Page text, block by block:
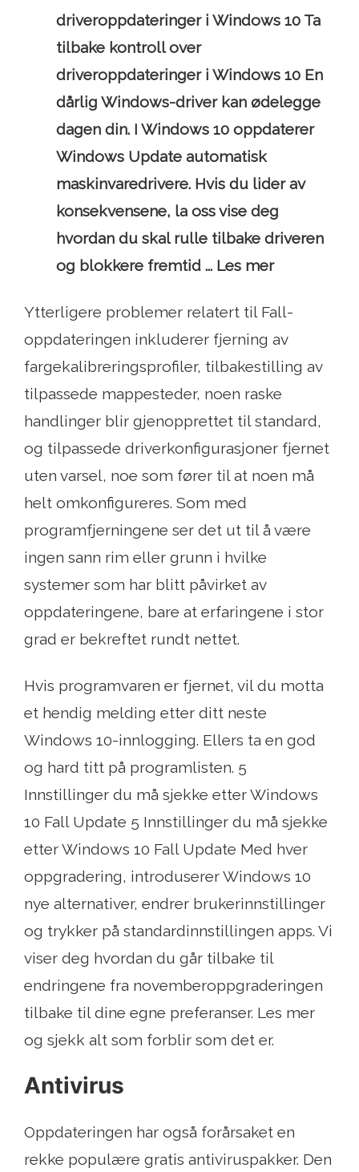
driveroppdateringer i Windows 10 Ta
tilbake kontroll over
driveroppdateringer i Windows 10 En
dårlig Windows-driver kan ødelegge
dagen din. I Windows 10 oppdaterer
Windows Update automatisk
maskinvaredrivere. Hvis du lider av
konsekvensene, la oss vise deg
hvordan du skal rulle tilbake driveren
og blokkere fremtid ... Les mer
Ytterligere problemer relatert til Fall-
oppdateringen inkluderer fjerning av
fargekalibreringsprofiler, tilbakestilling av
tilpassede mappesteder, noen raske
handlinger blir gjenopprettet til standard,
og tilpassede driverkonfigurasjoner fjernet
uten varsel, noe som fører til at noen må
helt omkonfigureres. Som med
programfjerningene ser det ut til å være
ingen sann rim eller grunn i hvilke
systemer som har blitt påvirket av
oppdateringene, bare at erfaringene i stor
grad er bekreftet rundt nettet.
Hvis programvaren er fjernet, vil du motta
et hendig melding etter ditt neste
Windows 10-innlogging. Ellers ta en god
og hard titt på programlisten. 5
Innstillinger du må sjekke etter Windows
10 Fall Update 5 Innstillinger du må sjekke
etter Windows 10 Fall Update Med hver
oppgradering, introduserer Windows 10
nye alternativer, endrer brukerinnstillinger
og trykker på standardinnstillingen apps. Vi
viser deg hvordan du går tilbake til
endringene fra novemberoppgraderingen
tilbake til dine egne preferanser. Les mer
og sjekk alt som forblir som det er.
Antivirus
Oppdateringen har også forårsaket en
rekke populære gratis antiviruspakker. Den